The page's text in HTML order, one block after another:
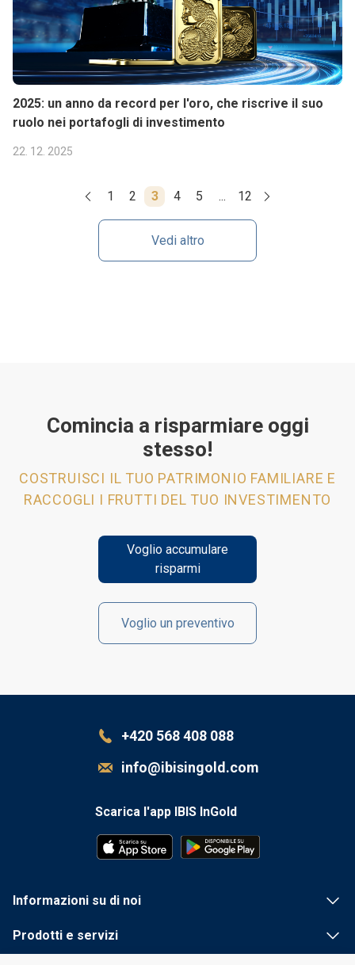
2025: un anno da record per l'oro, che riscrive il suo
ruolo nei portafogli di investimento
22. 12. 2025
1 2 3 4 5 ... 12
Vedi altro
Comincia a risparmiare oggi
stesso!
COSTRUISCI IL TUO PATRIMONIO FAMILIARE E
RACCOGLI I FRUTTI DEL TUO INVESTIMENTO
Voglio accumulare
risparmi
Voglio un preventivo
+420 568 408 088
info@ibisingold.com
Scarica l'app IBIS InGold
Informazioni su di noi
Prodotti e servizi